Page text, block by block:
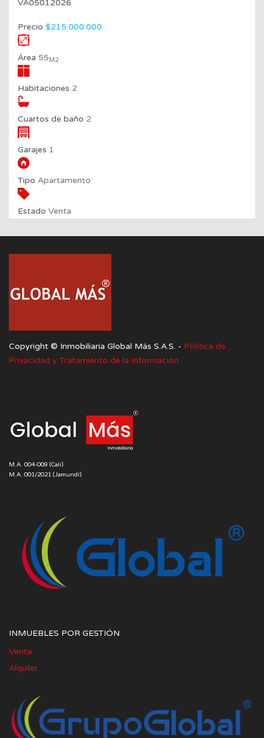
VA05012026
Precio $215.000.000
Área 55M2
Habitaciones 2
Cuartos de baño 2
Garajes 1
Tipo Apartamento
Estado Venta
Copyright ©️ Inmobiliaria Global Más S.A.S. - Política de
Privacidad y Tratamiento de la Información
M.A. 004-009 (Cali)
M.A. 001/2021 (Jamundí)
INMUEBLES POR GESTIÓN
Venta
Alquiler